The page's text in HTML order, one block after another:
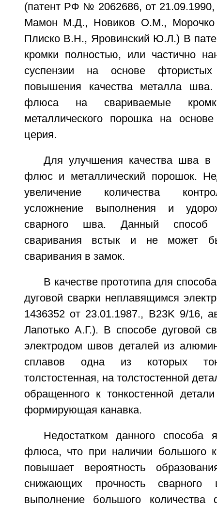
(патент РФ № 2062686, от
Мамон М.Д., Новиков О.М.,
Плиско В.Н., Яровинский Ю.Л.) В
кромки полностью, или частично
суспензии на основе
повышения качества металла
флюса на свариваемые
металлического порошка на
церия.
Для улучшения качества шва в
флюс и металлический порошок.
увеличение количества
усложнение выполнения и
сварного шва. Данный способ
сваривания встык и не может
сваривания в замок.
В качестве прототипа для
дуговой сварки неплавящимся
1436352 от 23.01.1987., B23K 9/16,
Лапотько А.Г.). В способе дуговой
электродом швов деталей из
сплавов одна из которых
толстостенная, на толстостенной
обращенного к тонкостенной
формирующая канавка.
Недостатком данного способа
флюса, что при наличии большого
повышает вероятность
снижающих прочность
выполнение большого количества